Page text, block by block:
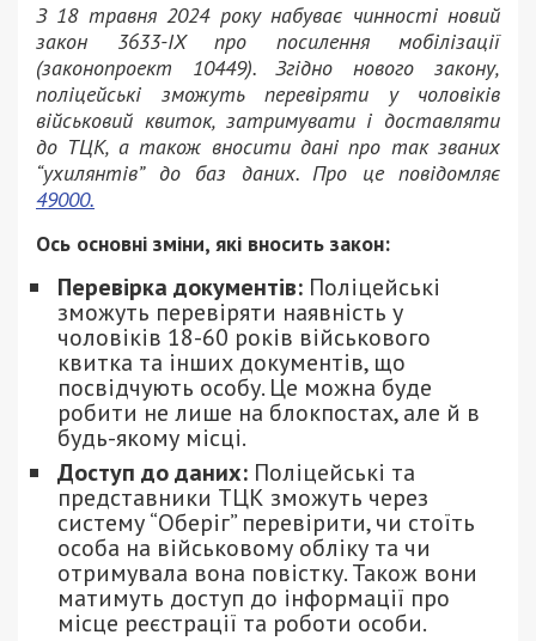
З 18 травня 2024 року набуває чинності новий
закон 3633-IX про посилення мобілізації
(законопроект 10449). Згідно нового закону,
поліцейські зможуть перевіряти у чоловіків
військовий квиток, затримувати і доставляти
до ТЦК, а також вносити дані про так званих
“ухилянтів” до баз даних. Про це повідомляє
49000.
Ось основні зміни, які вносить закон:
Перевірка документів: Поліцейські
зможуть перевіряти наявність у
чоловіків 18-60 років військового
квитка та інших документів, що
посвідчують особу. Це можна буде
робити не лише на блокпостах, але й в
будь-якому місці.
Доступ до даних: Поліцейські та
представники ТЦК зможуть через
систему “Оберіг” перевірити, чи стоїть
особа на військовому обліку та чи
отримувала вона повістку. Також вони
матимуть доступ до інформації про
місце реєстрації та роботи особи.